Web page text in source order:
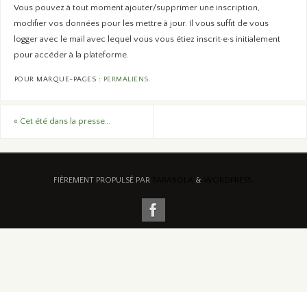
Vous pouvez à tout moment ajouter/supprimer une inscription,
modifier vos données pour les mettre à jour. Il vous suffit de vous
logger avec le mail avec lequel vous vous étiez inscrit·e·s initialement
pour accéder à la plateforme.
POUR MARQUE-PAGES : PERMALIENS.
« Cet été dans la presse…
FIÈREMENT PROPULSÉ PAR &